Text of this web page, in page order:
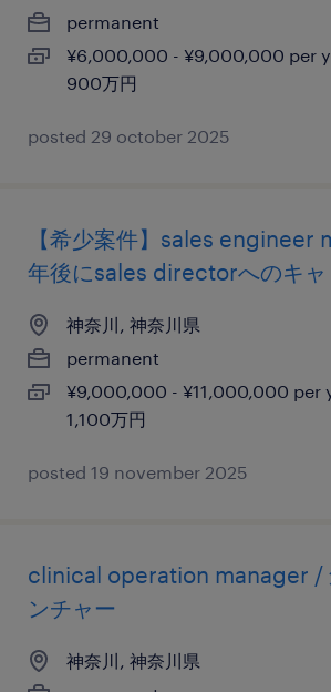
permanent
¥6,000,000 - ¥9,000,000 per
900万円
posted 29 october 2025
【希少案件】sales engineer
年後にsales directorへのキャ
神奈川, 神奈川県
permanent
¥9,000,000 - ¥11,000,000 per
1,100万円
posted 19 november 2025
clinical operation manager /
ンチャー
神奈川, 神奈川県